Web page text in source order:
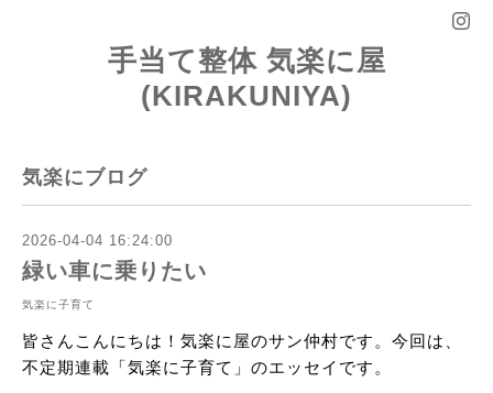
手当て整体 気楽に屋
(KIRAKUNIYA)
気楽にブログ
2026-04-04 16:24:00
緑い車に乗りたい
気楽に子育て
皆さんこんにちは！気楽に屋のサン仲村です。今回は、
不定期連載「気楽に子育て」のエッセイです。